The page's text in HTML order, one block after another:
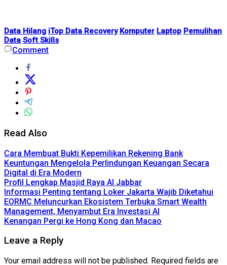
Data Hilang iTop Data Recovery Komputer Laptop Pemulihan
Data Soft Skills
Comment
Read Also
Cara Membuat Bukti Kepemilikan Rekening Bank
Keuntungan Mengelola Perlindungan Keuangan Secara
Digital di Era Modern
Profil Lengkap Masjid Raya Al Jabbar
Informasi Penting tentang Loker Jakarta Wajib Diketahui
EORMC Meluncurkan Ekosistem Terbuka Smart Wealth
Management, Menyambut Era Investasi AI
Kenangan Pergi ke Hong Kong dan Macao
Leave a Reply
Your email address will not be published. Required fields are